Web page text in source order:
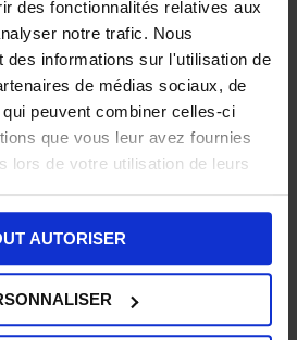
des fonctionnalités relatives aux
notre trafic. Nous
des informations sur l'utilisation de
de médias sociaux, de
peuvent combiner celles-ci
que vous leur avez fournies
lors de votre utilisation de leurs
AUTORISER